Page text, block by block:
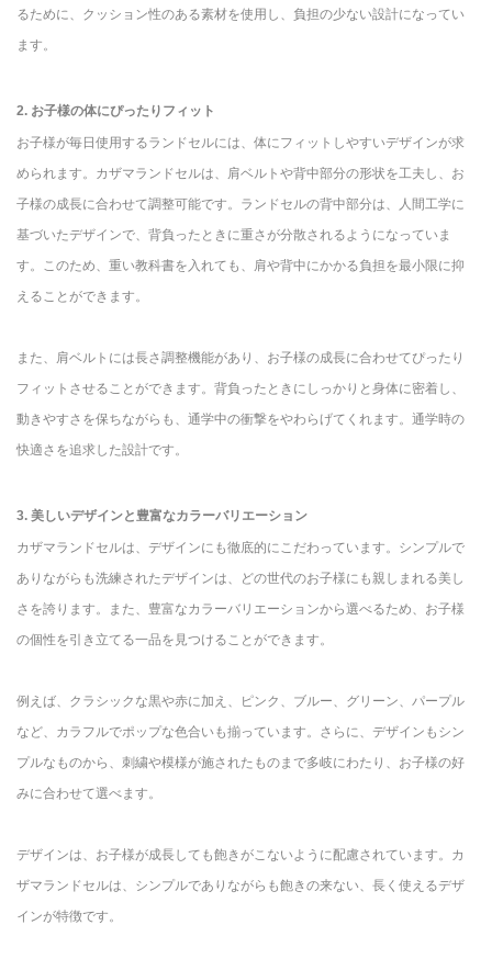
るために、クッション性のある素材を使用し、負担の少ない設計になってい
ます。
2. お子様の体にぴったりフィット
お子様が毎日使用するランドセルには、体にフィットしやすいデザインが求
められます。カザマランドセルは、肩ベルトや背中部分の形状を工夫し、お
子様の成長に合わせて調整可能です。ランドセルの背中部分は、人間工学に
基づいたデザインで、背負ったときに重さが分散されるようになっていま
す。このため、重い教科書を入れても、肩や背中にかかる負担を最小限に抑
えることができます。
また、肩ベルトには長さ調整機能があり、お子様の成長に合わせてぴったり
フィットさせることができます。背負ったときにしっかりと身体に密着し、
動きやすさを保ちながらも、通学中の衝撃をやわらげてくれます。通学時の
快適さを追求した設計です。
3. 美しいデザインと豊富なカラーバリエーション
カザマランドセルは、デザインにも徹底的にこだわっています。シンプルで
ありながらも洗練されたデザインは、どの世代のお子様にも親しまれる美し
さを誇ります。また、豊富なカラーバリエーションから選べるため、お子様
の個性を引き立てる一品を見つけることができます。
例えば、クラシックな黒や赤に加え、ピンク、ブルー、グリーン、パープル
など、カラフルでポップな色合いも揃っています。さらに、デザインもシン
プルなものから、刺繍や模様が施されたものまで多岐にわたり、お子様の好
みに合わせて選べます。
デザインは、お子様が成長しても飽きがこないように配慮されています。カ
ザマランドセルは、シンプルでありながらも飽きの来ない、長く使えるデザ
インが特徴です。